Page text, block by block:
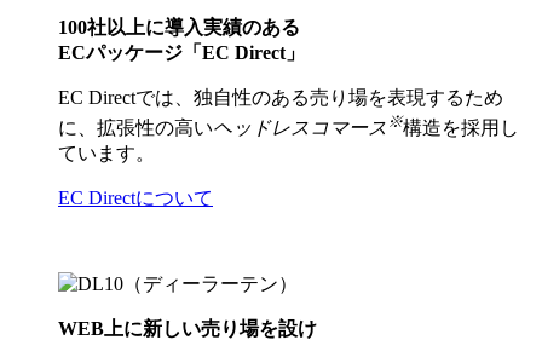
100社以上に導入実績のある
ECパッケージ「EC Direct」
EC Directでは、独自性のある売り場を表現するため
に、拡張性の高いヘッドレスコマース ※構造を採用し
ています。
EC Directについて
WEB上に新しい売り場を設け